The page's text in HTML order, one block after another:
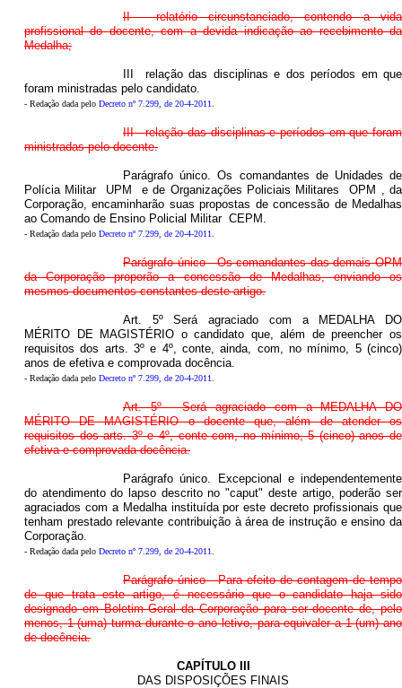
II - relatório circunstanciado, contendo a vida
profissional do docente, com a devida indicação ao recebimento da
Medalha;
III  relação das disciplinas e dos períodos em que
foram ministradas pelo candidato.
- Redação dada pelo Decreto nº 7.299, de 20-4-2011
III - relação das disciplinas e períodos em que foram
ministradas pelo docente.
Parágrafo único. Os comandantes de Unidades de
Polícia Militar  UPM  e de Organizações Policiais Militares  OPM , da
Corporação, encaminharão suas propostas de concessão de Medalhas
ao Comando de Ensino Policial Militar  CEPM.
- Redação dada pelo Decreto nº 7.299, de 20-4-2011
Parágrafo único - Os comandantes das demais OPM
da Corporação proporão a concessão de Medalhas, enviando os
mesmos documentos constantes deste artigo.
Art. 5º Será agraciado com a MEDALHA DO
MÉRITO DE MAGISTÉRIO o candidato que, além de preencher os
requisitos dos arts. 3º e 4º, conte, ainda, com, no mínimo, 5 (cinco)
anos de efetiva e comprovada docência.
- Redação dada pelo Decreto nº 7.299, de 20-4-2011
Art. 5º - Será agraciado com a MEDALHA DO
MÉRITO DE MAGISTÉRIO o docente que, além de atender os
requisitos dos arts. 3º e 4º, conte com, no mínimo, 5 (cinco) anos de
efetiva e comprovada docência.
Parágrafo único. Excepcional e independentemente
do atendimento do lapso descrito no "caput" deste artigo, poderão ser
agraciados com a Medalha instituída por este decreto profissionais que
tenham prestado relevante contribuição à área de instrução e ensino da
Corporação.
- Redação dada pelo Decreto nº 7.299, de 20-4-2011
Parágrafo único - Para efeito de contagem de tempo
de que trata este artigo, é necessário que o candidato haja sido
designado em Boletim Geral da Corporação para ser docente de, pelo
menos, 1 (uma) turma durante o ano letivo, para equivaler a 1 (um) ano
de docência.
CAPÍTULO III
DAS DISPOSIÇÕES FINAIS